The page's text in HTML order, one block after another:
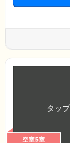
空室5室